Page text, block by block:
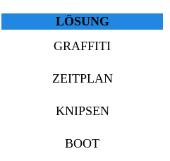
LÖSUNG
GRAFFITI
ZEITPLAN
KNIPSEN
BOOT